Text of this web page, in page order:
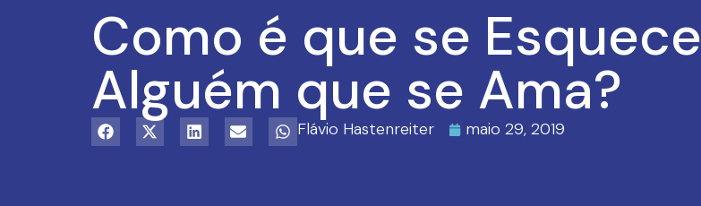
Como é que se Esquece
Alguém que se Ama?
Flávio Hastenreiter maio 29, 2019